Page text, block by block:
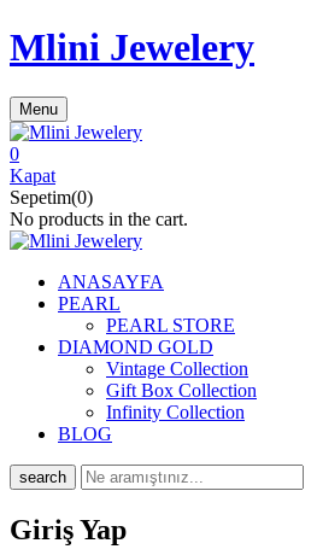
Mlini Jewelery
Menu
0
Kapat
Sepetim(0)
No products in the cart.
ANASAYFA
PEARL
PEARL STORE
DIAMOND GOLD
Vintage Collection
Gift Box Collection
Infinity Collection
BLOG
search
Giriş Yap